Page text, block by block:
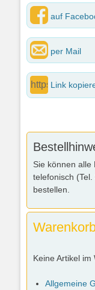
auf
per Mail
Link
Sie können alle
telefonisch
bestellen.
Keine Artikel im
Allgemeine